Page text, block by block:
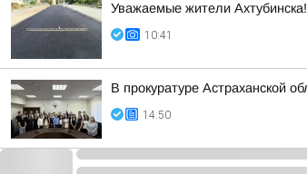
Уважаемые жители Ахтубинска!
10:41
В прокуратуре Астраханской
14:50